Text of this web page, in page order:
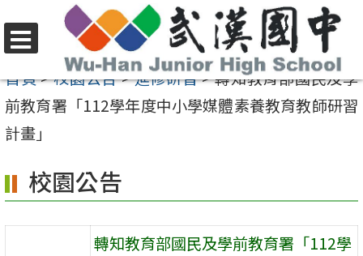
至
要
內
區
選
單
首頁>校園公告>進修研習>轉知教育部國民及學
前教育署「112學年度中小學媒體素養教育教師研習
計畫」
校園公告
轉知教育部國民及學前教育署「112學